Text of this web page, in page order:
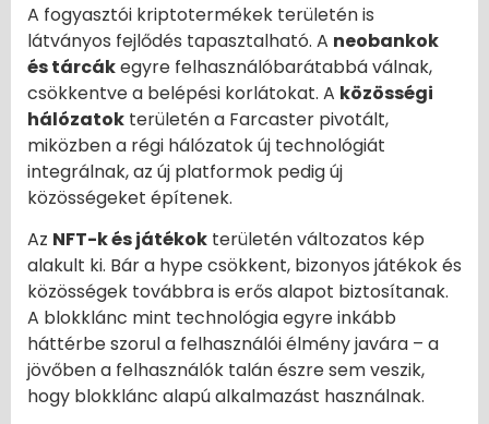
A fogyasztói kriptotermékek területén is
látványos fejlődés tapasztalható. A neobankok
és tárcákegyre felhasználóbarátabbá válnak,
csökkentve a belépési korlátokat. A közösségi
hálózatok területén a Farcaster pivotált,
miközben a régi hálózatok új technológiát
integrálnak, az új platformok pedig új
közösségeket építenek.
Az NFT-k és játékok területén változatos kép
alakult ki. Bár a hype csökkent, bizonyos játékok és
közösségek továbbra is erős alapot biztosítanak.
A blokklánc mint technológia egyre inkább
háttérbe szorul a felhasználói élmény javára – a
jövőben a felhasználók talán észre sem veszik,
hogy blokklánc alapú alkalmazást használnak.